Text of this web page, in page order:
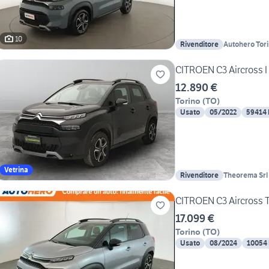
10
Rivenditore Autohero
Vetrina
CITROEN C3 Aircross
12.890 €
Torino (TO)
Usato 05/2022 59414
Rivenditore Theorema Srl
CITROEN C3 Aircross
17.099 €
Torino (TO)
Usato 08/2024 10054